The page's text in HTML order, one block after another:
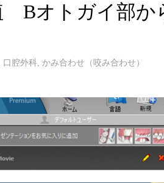
Bオトガイ部か
口腔外科, かみ合わせ（咬み合わせ）